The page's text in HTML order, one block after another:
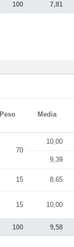
100 7,81
Peso Media
100 9,58
70
10,00
9,39
15 8,65
15 10,00